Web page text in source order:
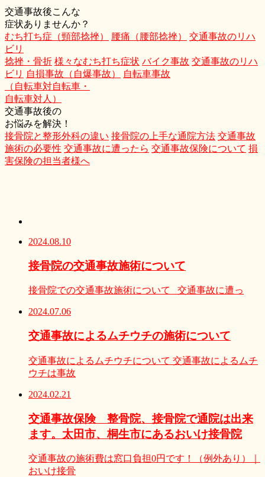
交通事故後こんな
症状ありませんか？
むち打ち症（頸部捻挫）
腰痛（腰部捻挫）
交通事故のリハ
ビリ
捻挫・骨折 様々なむち打ち症状 バイク事故 交通事故のリハ
ビリ 自損事故（自爆事故）
自転車事故
（自転車対自転車・
自転車対人）
交通事故後の
お悩みを解決！
接骨院と整形外科の違い 接骨院の上手な通院方法 交通事故
施術の必要性 交通事故に遭ったら 交通事故保険について 損
害保険の担当者様へ
2024.08.10
接骨院の交通事故施術について
接骨院での交通事故施術について 交通事故に遭っ
2024.07.06
交通事故によるムチウチの施術について
交通事故によるムチウチについて 交通事故によるムチ
ウチは事故
2024.02.21
交通事故保険 整骨院、接骨院で通院は出来
ます。太田市、桐生市にあるおいけ接骨院
交通事故の施術費は窓口負担0円です！（例外あり）｜
おいけ接骨